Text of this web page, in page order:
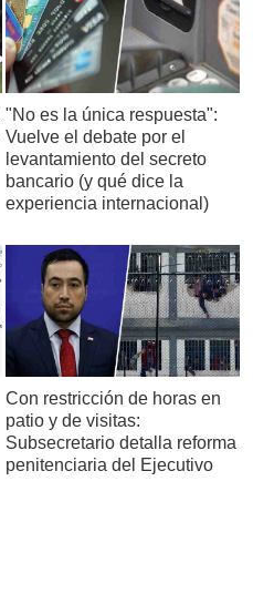
"No es la única respuesta":
Vuelve el debate por el
levantamiento del secreto
bancario (y qué dice la
experiencia internacional)
Con restricción de horas en
patio y de visitas:
Subsecretario detalla reforma
penitenciaria del Ejecutivo